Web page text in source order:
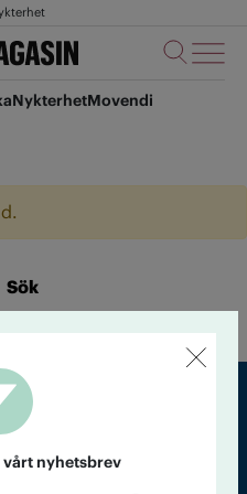
NykterhetMovendi
Sök
vårt nyhetsbrev